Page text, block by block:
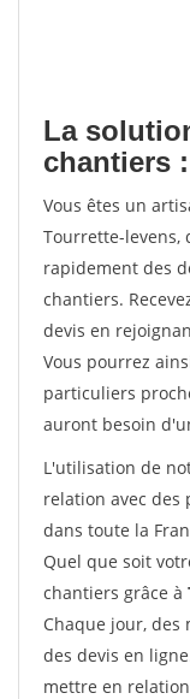
La
chantiers
Vous êtes un
Tourrette-levens,
rapidement des
chantiers.
devis en
Vous pourrez
particuliers
auront besoin
L'utilisation de
relation avec des
dans toute la
Quel que soit
chantiers grâce à
Chaque jour,
des devis en
mettre en